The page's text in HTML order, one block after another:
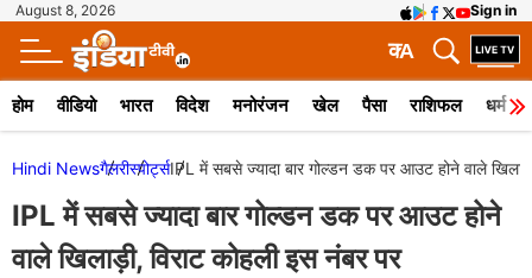
August 8, 2026 Sign in
A
क
होम वीडियो भारत विदेश मनोरंजन खेल पैसा राशिफल धर्म
Hindi Newsगैलरीस्पोर्ट्सIPL में सबसे ज्यादा बार गोल्डन डक पर आउट होने वाले
IPL में सबसे ज्यादा बार गोल्डन डक पर आउट होने
वाले खिलाड़ी, विराट कोहली इस नंबर पर